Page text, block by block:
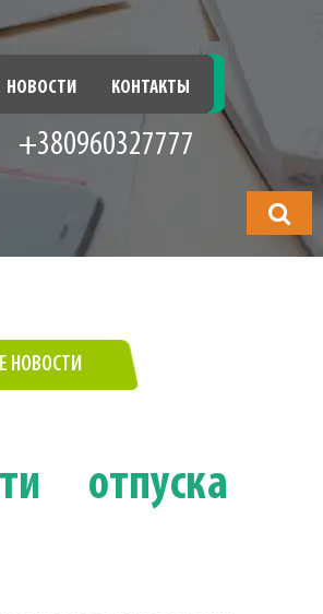
будете
НОВОСТИ КОНТАКТЫ
+380960327777
НОВОСТИ
отпуска